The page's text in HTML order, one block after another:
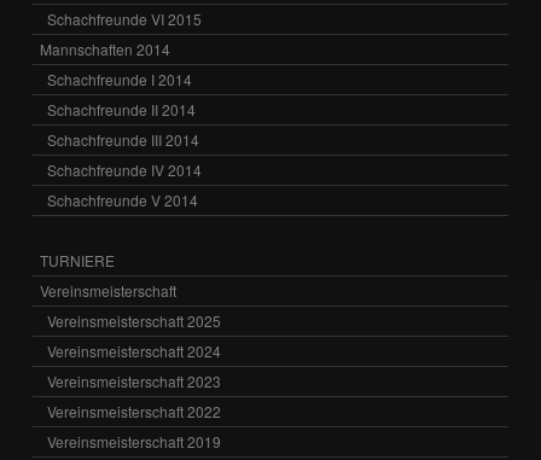
Schachfreunde VI 2015
Mannschaften 2014
Schachfreunde I 2014
Schachfreunde II 2014
Schachfreunde III 2014
Schachfreunde IV 2014
Schachfreunde V 2014
TURNIERE
Vereinsmeisterschaft
Vereinsmeisterschaft 2025
Vereinsmeisterschaft 2024
Vereinsmeisterschaft 2023
Vereinsmeisterschaft 2022
Vereinsmeisterschaft 2019